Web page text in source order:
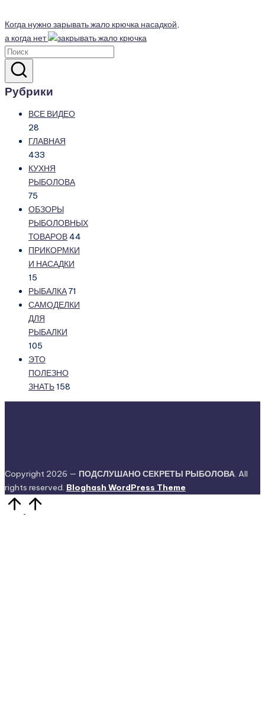
Когда нужно зарывать жало крючка насадкой,
а когда нет
Рубрики
ВСЕ ВИДЕО
28
ГЛАВНАЯ
433
КУХНЯ
РЫБОЛОВА
75
ОБЗОРЫ
РЫБОЛОВНЫХ
ТОВАРОВ44
ПРИКОРМКИ
И НАСАДКИ
15
РЫБАЛКА71
САМОДЕЛКИ
ДЛЯ
РЫБАЛКИ
105
ЭТО
ПОЛЕЗНО
ЗНАТЬ 158
Copyright 2026 — ПОДСЛУШАНО СЕКРЕТЫ РЫБОЛОВА. All
rights reserved. Bloghash WordPress Theme